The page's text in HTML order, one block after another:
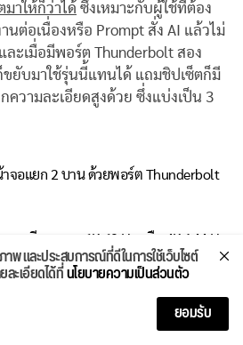
าให้ก็ว่าได้ ซึ่งเหมาะกับผู้ใช้ที่ต้อง
นต่อเนื่องหรือ Prompt สั่ง AI แล้วไม่
ละเมื่อมีพอร์ต Thunderbolt สอง
ยับมาใช้รุ่นนี้แทนได้ แถมชิปเซ็ตก็มี
วามละเอียดสูงด้วย ซึ่งแบ่งเป็น 3
จอแยก 2 บาน ด้วยพอร์ต Thunderbolt
ละเอียดสูงสุด 6K 60 Hz หรือ 4K 144 Hz
ละเอียดปกติสูงสุด 8K 60 Hz หรือ 5K
อหน้าจอแยก 3 บาน ด้วยพอร์ต
พ และประสบการณ์ที่ดีในการใช้เว็บไซต์
ะเอียดได้ที่นโยบายความเป็นส่วนตัว
ยอมรับ